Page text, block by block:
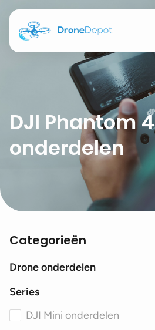
DJI Phantom 4
onderdelen
Categorieën
Drone onderdelen
Series
DJI Mini onderdelen